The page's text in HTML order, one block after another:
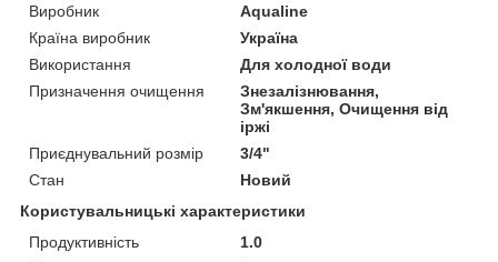
Виробник
Aqualine
Країна виробник
Україна
Використання
Для холодної води
Призначення очищення
Знезалізнювання,
Зм'якшення, Очищення від
іржі
Приєднувальний розмір
3/4"
Стан
Новий
Користувальницькі характеристики
Продуктивність
1.0